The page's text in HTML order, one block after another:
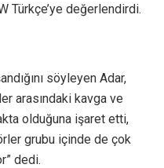
Türkçe’ye değerlendirdi.
söyleyen Adar,
arasındaki kavga ve
olduğuna işaret etti,
grubu içinde de çok
dedi.